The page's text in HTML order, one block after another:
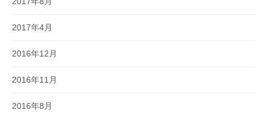
2017年4月
2016年12月
2016年11月
2016年8月